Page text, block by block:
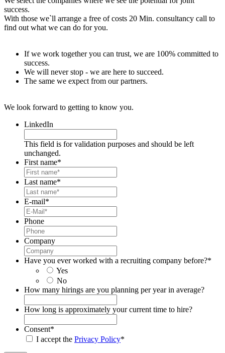
success.
With those we`ll arrange a free of costs 20 Min. consultancy call to
find out what we can do for you.
If we work together you can trust, we are 100% committed to
success.
We will never stop - we are here to succeed.
The same we expect from our partners.
We look forward to getting to know you.
LinkedIn
This field is for validation purposes and should be left
unchanged.
First name*
Last name*
E-mail*
Phone
Company
Have you ever worked with a recruiting company before?*
Yes
No
How many hirings are you planning per year in average?
How long is approximately your current time to hire?
Consent*
I accept the Privacy Policy*